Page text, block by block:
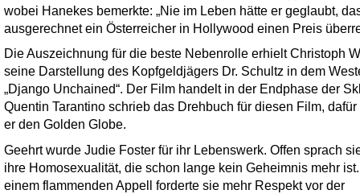
wobei Hanekes bemerkte: „Nie im Leben hätte er geglaubt,
ausgerechnet ein Österreicher in Hollywood einen Preis
Die Auszeichnung für die beste Nebenrolle erhielt Christoph
seine Darstellung des Kopfgeldjägers Dr. Schultz in dem
„Django Unchained“. Der Film handelt in der Endphase der
Quentin Tarantino schrieb das Drehbuch für diesen Film,
er den Golden Globe.
Geehrt wurde Judie Foster für ihr Lebenswerk. Offen sprach
ihre Homosexualität, die schon lange kein Geheimnis mehr
einem flammenden Appell forderte sie mehr Respekt vor der